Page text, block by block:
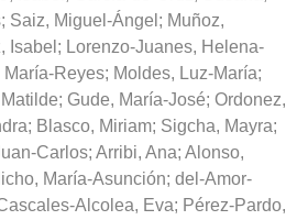
; Saiz, Miguel-Ángel ; Muñoz,
Isabel ; Lorenzo-Juanes, Helena-
Reyes; Moldes, Luz-María;
; Gude, María-José; Ordonez,
; Blasco, Miriam; Sigcha, Mayra;
Carlos; Arribi, Ana; Alonso,
María-Asunción; del-Amor-
Alcolea, Eva; Pérez-Pardo,